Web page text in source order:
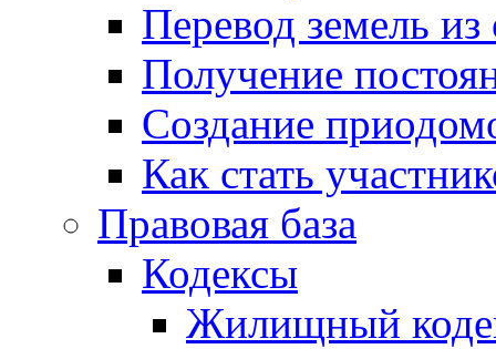
Перевод земель
Получение
Создание
Как стать
Правовая база
Кодексы
Жилищный